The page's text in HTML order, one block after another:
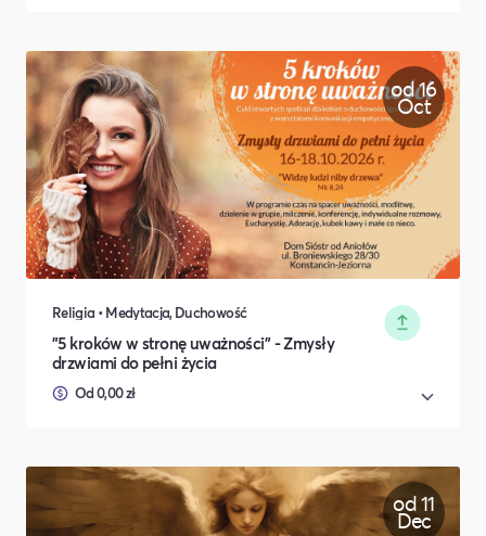
od 16
Oct
Religia • Medytacja, Duchowość
"5 kroków w stronę uważności" - Zmysły
drzwiami do pełni życia
Od 0,00 zł
od 11
Dec